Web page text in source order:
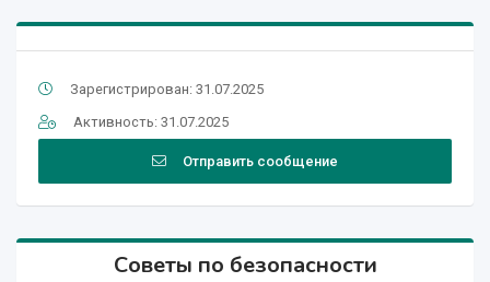
Зарегистрирован: 31.07.2025
Активность: 31.07.2025
Отправить сообщение
Советы по безопасности